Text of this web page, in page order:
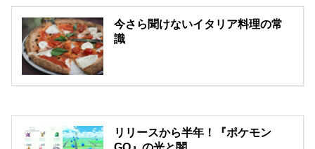
今さら聞けないイタリア料理の常
識
リリースから半年！『ポケモン